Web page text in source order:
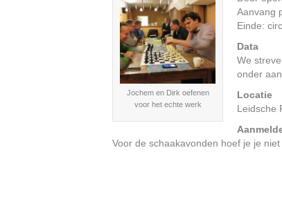
Jochem en Dirk oefenen
voor het echte werk
Aanvang
Einde:
Data
We
onder
Locatie
Leidsche
Voor de schaakavonden hoef je je